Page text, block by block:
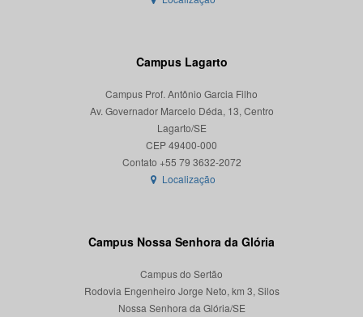
Campus Lagarto
Campus Prof. Antônio Garcia Filho
Av. Governador Marcelo Déda, 13, Centro
Lagarto/SE
CEP 49400-000
Localização
Campus Nossa Senhora da Glória
Campus do Sertão
Rodovia Engenheiro Jorge Neto, km 3, Silos
Nossa Senhora da Glória/SE